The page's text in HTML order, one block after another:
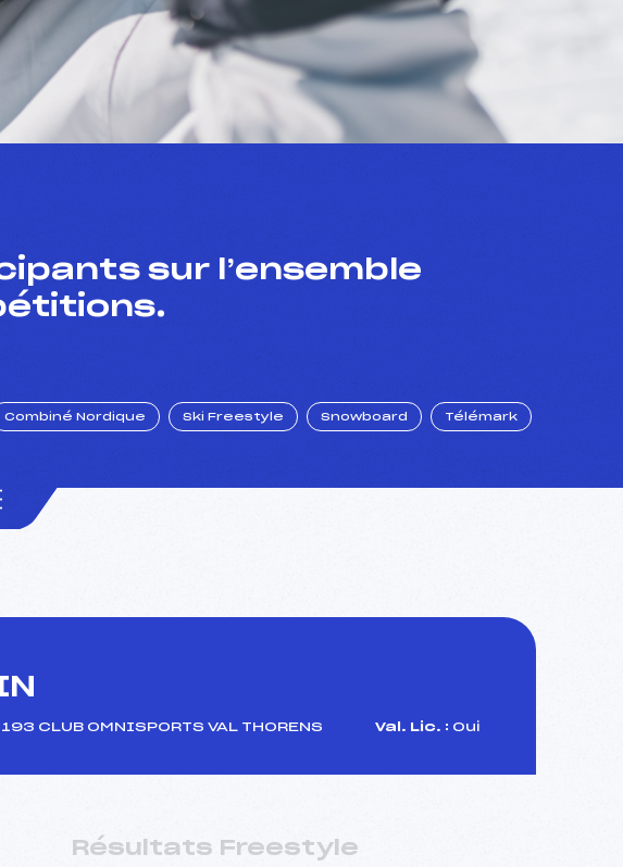
sur l’ensemble
Combiné Nordique Ski Freestyle Snowboard Télémark
CLUB OMNISPORTS VAL THORENS Val. Lic. : Oui
Résultats Freestyle